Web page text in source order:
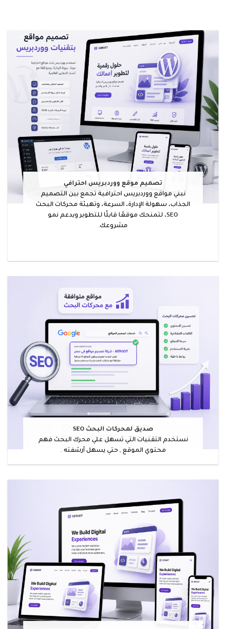
تصميم موقع ووردبريس احترافي
نبني مواقع ووردبريس احترافية تجمع بين التصميم
الجذاب، سهولة الإدارة، السرعة، وتهيئة محركات البحث
SEO، لتمنحك موقعًا قابلًا للتطوير ويدعم نمو
مشروعك.
صديق لمحركات البحث SEO
نستخدم التقنيات التي تسهل علي محرك البحث فهم
محتوي الموقع , حتي يسهل أرشفته .